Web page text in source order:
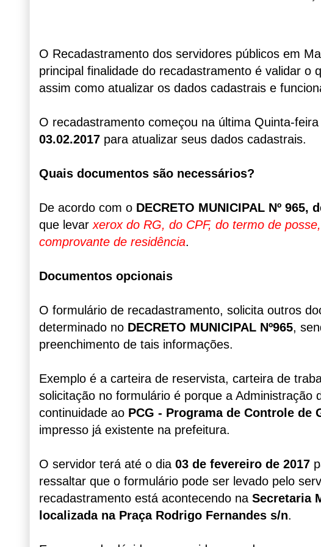
O Recadastramento dos servidores públicos em
principal finalidade do recadastramento é validar o
assim como atualizar os dados cadastrais e
O recadastramento começou na última Quinta-
03.02.2017 para atualizar seus dados cadastrais.
Quais documentos são necessários?
De acordo com o DECRETO MUNICIPAL Nº 965,
que levar xerox do RG, do CPF, do termo de
comprovante de residência.
Documentos opcionais
O formulário de recadastramento, solicita outros
determinado no DECRETO MUNICIPAL Nº965,
preenchimento de tais informações.
Exemplo é a carteira de reservista, carteira de
solicitação no formulário é porque a Administração
continuidade ao PCG - Programa de Controle de
impresso já existente na prefeitura.
O servidor terá até o dia 03 de fevereiro de 2017
ressaltar que o formulário pode ser levado pelo
recadastramento está acontecendo na Secretaria
localizada na Praça Rodrigo Fernandes s/n.